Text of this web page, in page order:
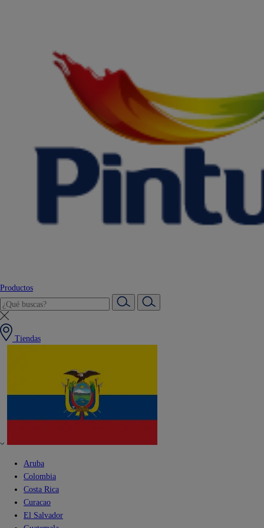
Productos
Tiendas
Aruba
Colombia
Costa Rica
Curacao
El Salvador